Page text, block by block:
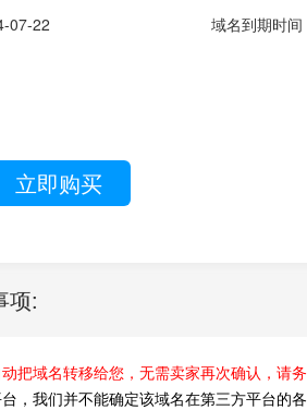
07-22
域名到期时
项:
把域名转移给您，无需卖家再次确认，请
，我们并不能确定该域名在第三方平台的